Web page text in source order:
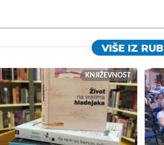
VIŠE IZ
KNJIŽEVNOST